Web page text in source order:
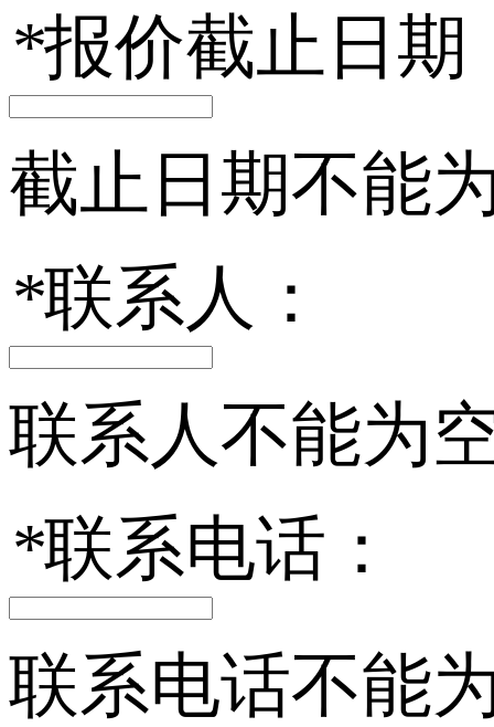
*报价截止日期
截止日期不能
*联系人：
联系人不能为
*联系电话：
联系电话不能